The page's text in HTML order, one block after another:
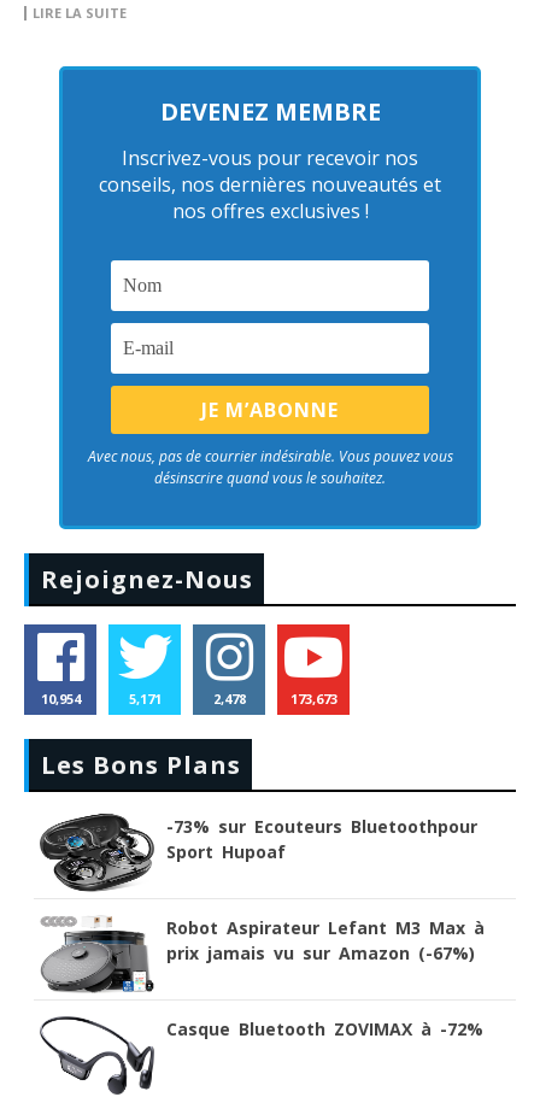
LIRE LA SUITE
DEVENEZ MEMBRE
Inscrivez-vous pour recevoir nos
conseils, nos dernières nouveautés et
nos offres exclusives !
Avec nous, pas de courrier indésirable. Vous pouvez vous
désinscrire quand vous le souhaitez.
Rejoignez-Nous
10,954 5,171 2,478 173,673
Les Bons Plans
-73% sur Ecouteurs Bluetoothpour
Sport Hupoaf
Robot Aspirateur Lefant M3 Max à
prix jamais vu sur Amazon (-67%)
Casque Bluetooth ZOVIMAX à -72%